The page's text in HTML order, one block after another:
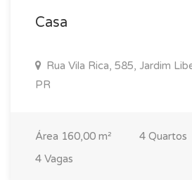
Casa
Rua Vila Rica, 585, Jardim
PR
Área 160,00 m² 4 Quartos
4 Vagas